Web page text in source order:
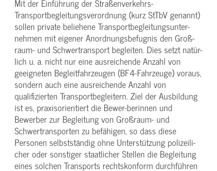
Mit der Einführung der Straßenverkehrs-
Transportbegleitungsverordnung (kurz StTbV genannt)
sollen private beliehene Transportbegleitungsunter-
nehmen mit eigener Anordnungsbefugnis den Groß-
raum- und Schwertransport begleiten. Dies setzt natür-
lich u. a. nicht nur eine ausreichende Anzahl von
geeigneten Begleitfahrzeugen (BF4-Fahrzeuge) voraus,
sondern auch eine ausreichende Anzahl von
qualifizierten Transportbegleitern. Ziel der Ausbildung
ist es, praxisorientiert die Bewer-berinnen und
Bewerber zur Begleitung von Großraum- und
Schwertransporten zu befähigen, so dass diese
Personen selbstständig ohne Unterstützung polizeili-
cher oder sonstiger staatlicher Stellen die Begleitung
eines solchen Transports rechtskonform durchführen